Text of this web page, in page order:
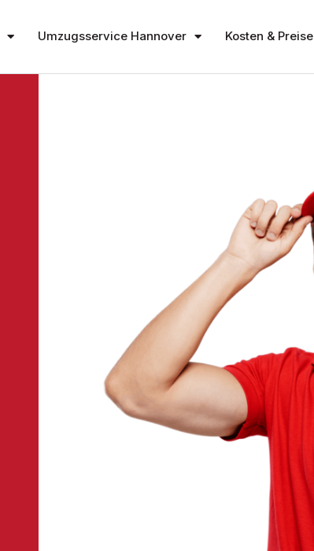
Umzugsservice Hannover Kosten & Preise